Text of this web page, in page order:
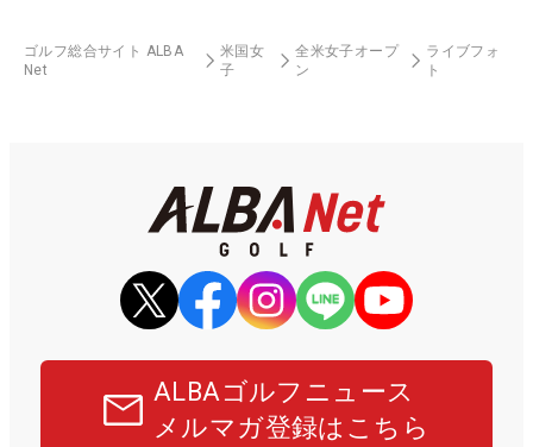
ゴルフ総合サイト ALBA
Net
米国女
子
全米女子オープ
ン
ライブフォ
ト
ALBAゴルフニュース
メルマガ登録はこちら